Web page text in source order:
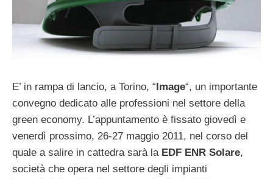
E’ in rampa di lancio, a Torino, “ Image“, un importante
convegno dedicato alle professioni nel settore della
green economy. L’appuntamento è fissato giovedì e
venerdì prossimo, 26-27 maggio 2011, nel corso del
quale a salire in cattedra sarà la EDF ENR Solare,
società che opera nel settore degli impianti